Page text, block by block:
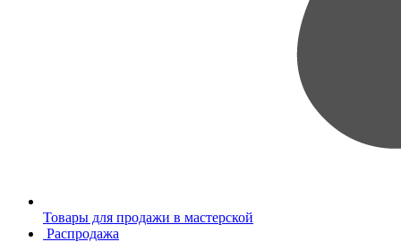
Товары для продажи в мастерской
Распродажа